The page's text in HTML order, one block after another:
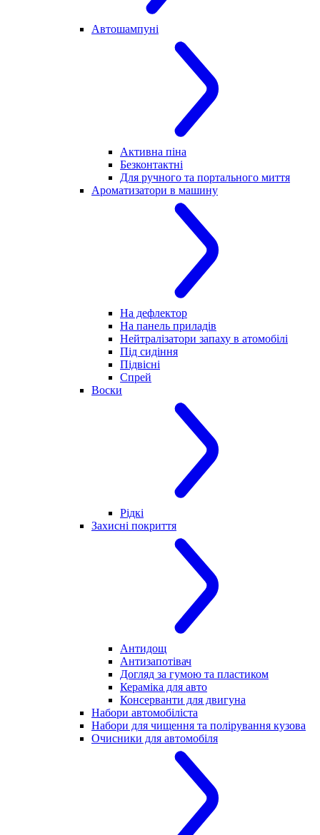
Автошампуні
Активна піна
Безконтактні
Для ручного та портального миття
Ароматизатори в машину
На дефлектор
На панель приладів
Нейтралізатори запаху в атомобілі
Під сидіння
Підвісні
Спрей
Воски
Рідкі
Захисні покриття
Антидощ
Антизапотівач
Догляд за гумою та пластиком
Кераміка для авто
Консерванти для двигуна
Набори автомобіліста
Набори для чищення та полірування кузова
Очисники для автомобіля